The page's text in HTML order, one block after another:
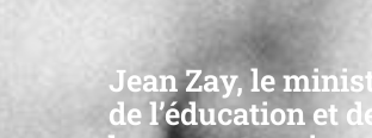
Jean Zay, le
de l’éducation et